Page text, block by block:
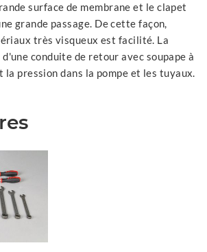
surface de membrane et le clapet
grande passage. De cette façon,
très visqueux est facilité. La
conduite de retour avec soupape à
pression dans la pompe et les tuyaux.